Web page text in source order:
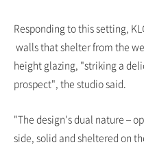
Responding to this setting,
walls that shelter from the
height glazing, "striking a
prospect", the studio said.
"The design's dual nature –
side, solid and sheltered on